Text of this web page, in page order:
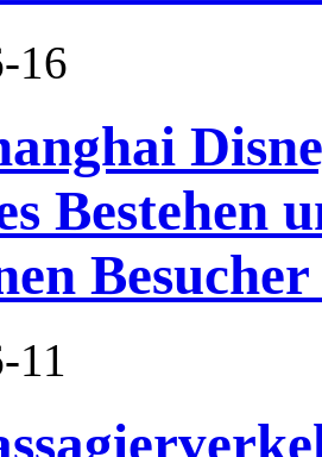
16
Bestehen
Besucher
11